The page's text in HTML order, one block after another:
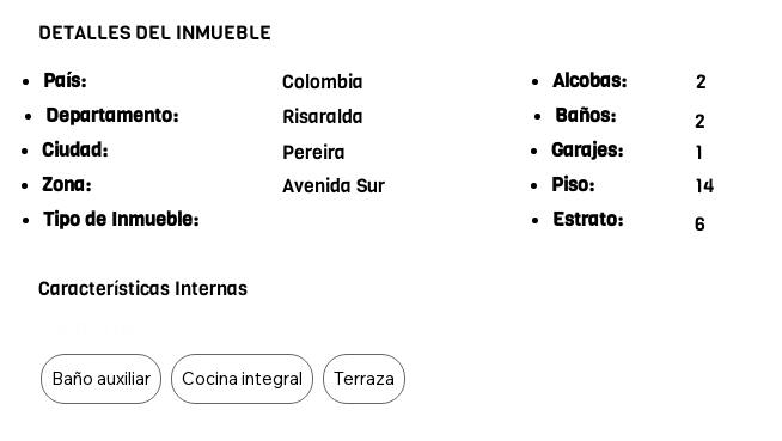
Características Internas
Baño auxiliar Cocina integral Terraza
DETALLES DEL INMUEBLE
País:
Colombia
Departamento:
Risaralda
Ciudad:
Pereira
Zona:
Avenida Sur
Tipo de Inmueble:
Alcobas:
2
Baños:
2
Garajes:
1
Piso:
14
Estrato:
6